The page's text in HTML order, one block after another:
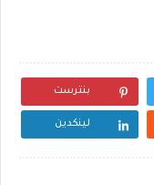
بنترست
لينكدين